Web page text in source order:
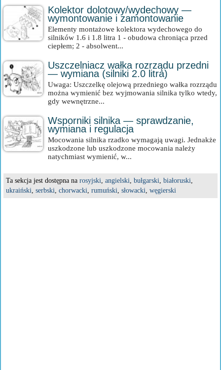
Kolektor dolotowy/wydechowy —
wymontowanie i zamontowanie
Elementy montażowe kolektora wydechowego do
silników 1.6 i 1.8 litra 1 - obudowa chroniąca przed
ciepłem; 2 - absolwent...
Uszczelniacz wałka rozrządu przedni
— wymiana (silniki 2.0 litra)
Uwaga: Uszczelkę olejową przedniego wałka rozrządu
można wymienić bez wyjmowania silnika tylko wtedy,
gdy wewnętrzne...
Wsporniki silnika — sprawdzanie,
wymiana i regulacja
Mocowania silnika rzadko wymagają uwagi. Jednakże
uszkodzone lub uszkodzone mocowania należy
natychmiast wymienić, w...
Ta sekcja jest dostępna na rosyjski, angielski, bułgarski, białoruski,
ukraiński, serbski, chorwacki, rumuński, słowacki, węgierski